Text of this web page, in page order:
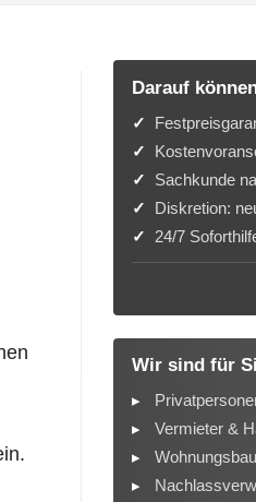
Darauf
Sachkunde
Diskretion:
24/7
Wir sind für
Vermieter &